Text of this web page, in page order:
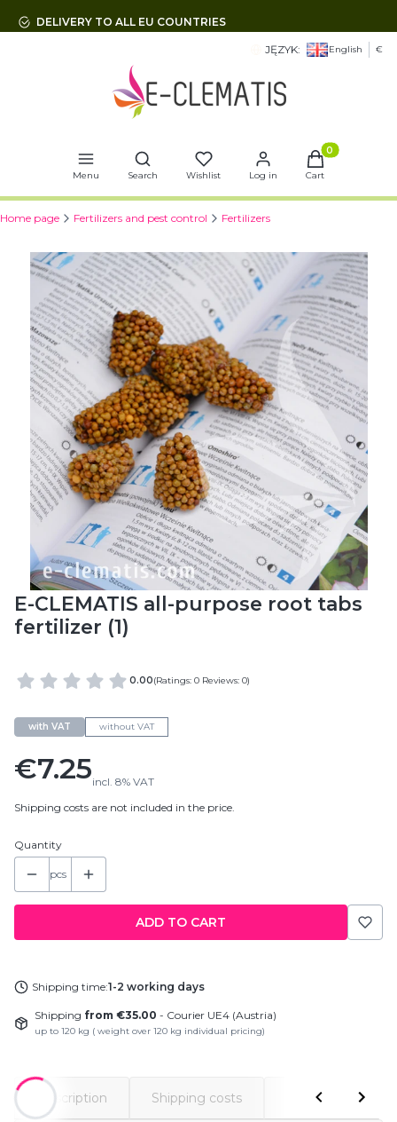
DELIVERY TO ALL EU COUNTRIES
JĘZYK: English €
Menu
Open search engine
Search Wishlist Log in
Products in
Cart
Home page Fertilizers and pest control Fertilizers
E-CLEMATIS all-purpose root tabs
fertilizer (1)
0.00(Ratings: 0 Reviews: 0)
with VAT without VAT
Price
€7.25incl. 8% VAT
Shipping costs are not included in the price.
Quantity
pcs
ADD TO CART
Shipping time:1-2 working days
Shipping from €35.00 - Courier UE4 (Austria)
up to 120 kg ( weight over 120 kg individual pricing)
Description Shipping costs Comments